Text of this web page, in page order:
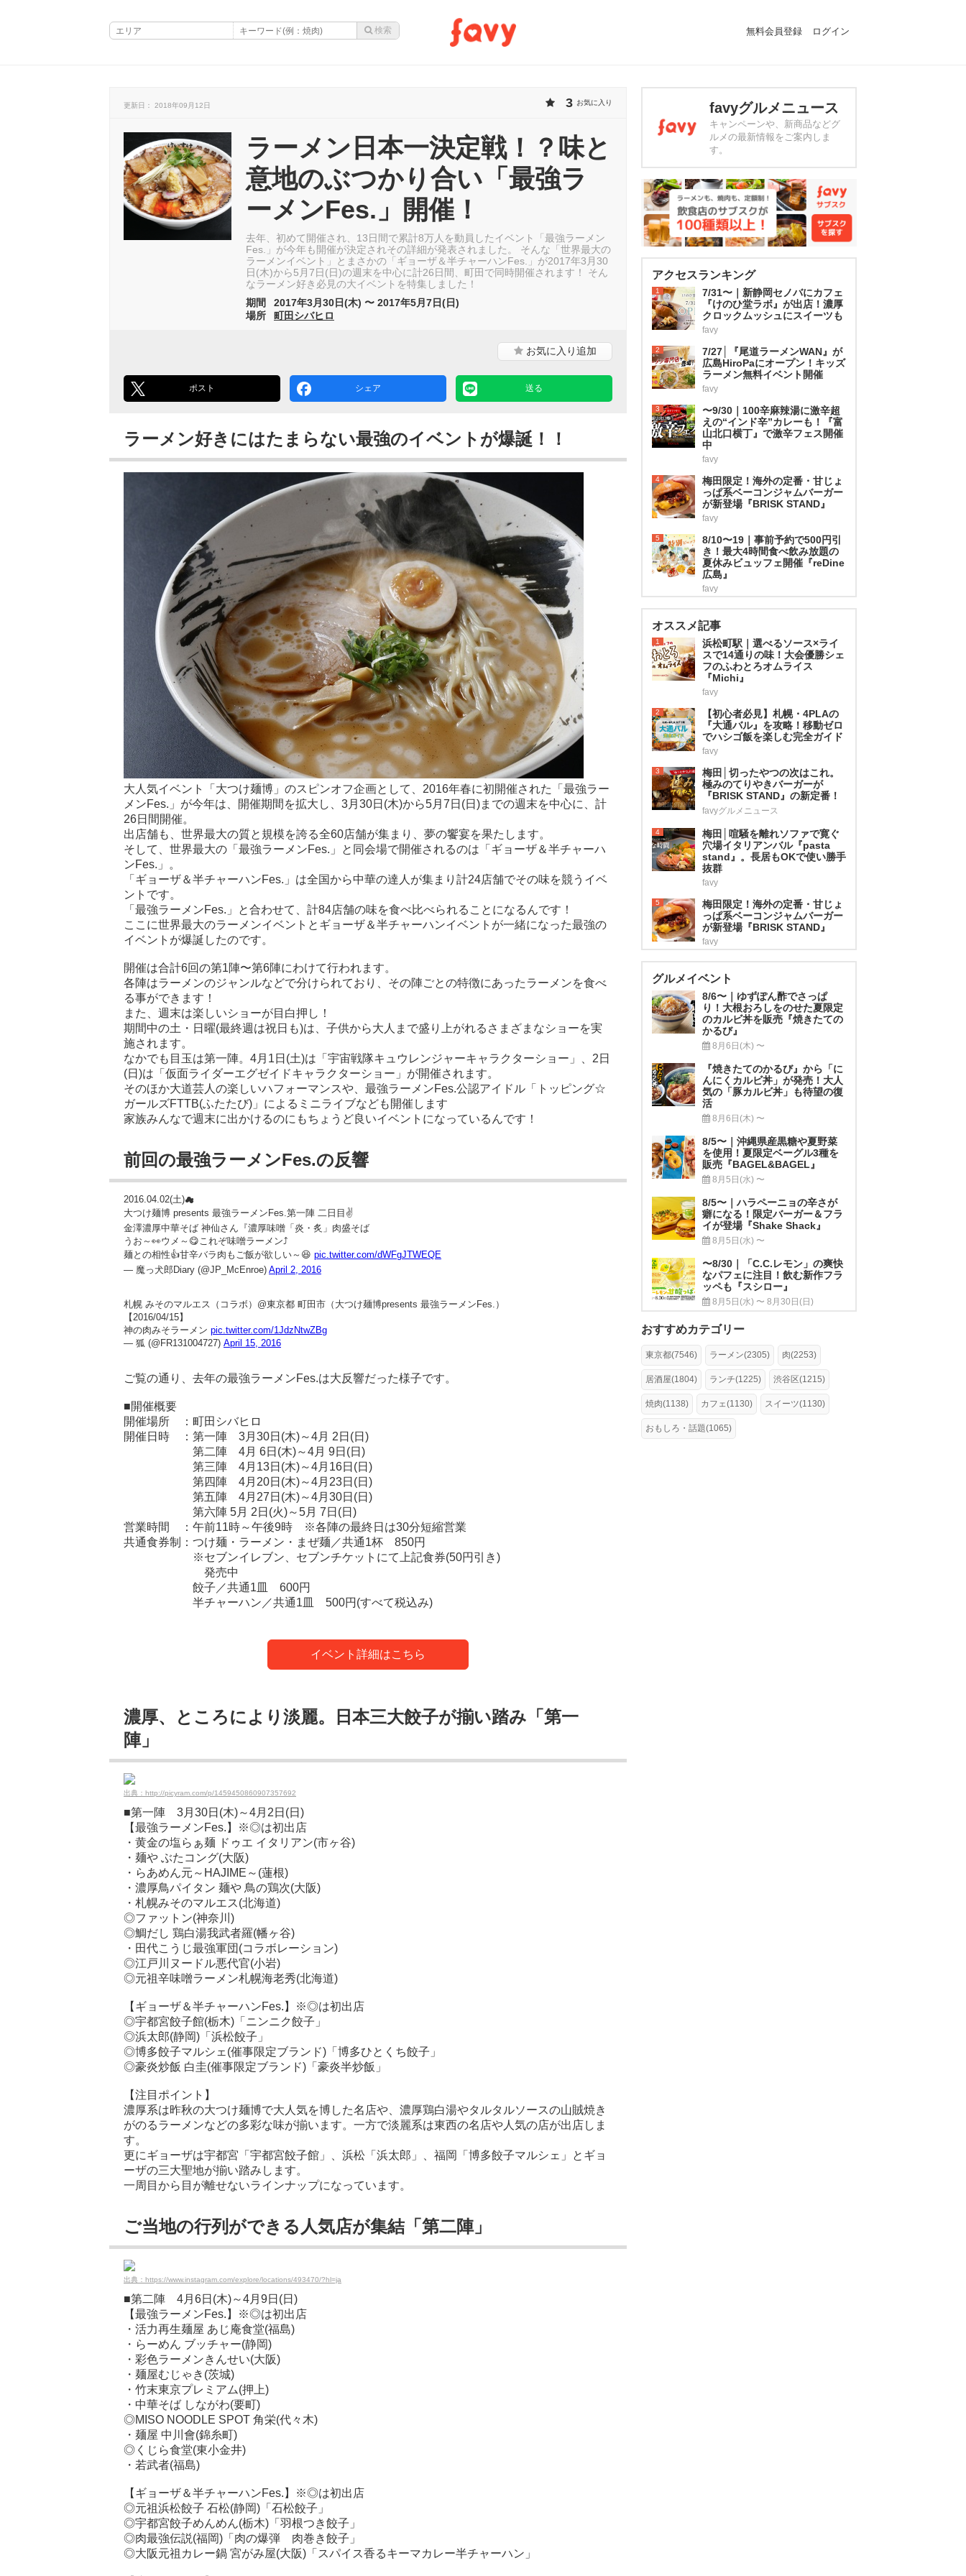
無料会員登録 ログイン
更新日： 2018年09月12日 3 お気に入り
ラーメン日本一決定戦！？味と
意地のぶつかり合い「最強ラ
ーメンFes.」開催！
去年、初めて開催され、13日間で累計8万人を動員したイベント「最強ラーメン
Fes.」が今年も開催が決定されその詳細が発表されました。 そんな「世界最大の
ラーメンイベント」とまさかの「ギョーザ＆半チャーハンFes.」が2017年3月30
日(木)から5月7日(日)の週末を中心に計26日間、町田で同時開催されます！ そん
なラーメン好き必見の大イベントを特集しました！
期間
2017年3月30日(木) 〜 2017年5月7日(日)
場所
町田シバヒロ
お気に入り追加
ポスト シェア 送る
ラーメン好きにはたまらない最強のイベントが爆誕！！
大人気イベント「大つけ麺博」のスピンオフ企画として、2016年春に初開催された「最強ラー
メンFes.」が今年は、開催期間を拡大し、3月30日(木)から5月7日(日)までの週末を中心に、計
26日間開催。
出店舗も、世界最大の質と規模を誇る全60店舗が集まり、夢の饗宴を果たします。
そして、世界最大の「最強ラーメンFes.」と同会場で開催されるのは「ギョーザ＆半チャーハ
ンFes.」。
「ギョーザ＆半チャーハンFes.」は全国から中華の達人が集まり計24店舗でその味を競うイベ
ントです。
「最強ラーメンFes.」と合わせて、計84店舗の味を食べ比べられることになるんです！
ここに世界最大のラーメンイベントとギョーザ＆半チャーハンイベントが一緒になった最強の
イベントが爆誕したのです。
開催は合計6回の第1陣〜第6陣にわけて行われます。
各陣はラーメンのジャンルなどで分けられており、その陣ごとの特徴にあったラーメンを食べ
る事ができます！
また、週末は楽しいショーが目白押し！
期間中の土・日曜(最終週は祝日も)は、子供から大人まで盛り上がれるさまざまなショーを実
施されます。
なかでも目玉は第一陣。4月1日(土)は「宇宙戦隊キュウレンジャーキャラクターショー」、2日
(日)は「仮面ライダーエグゼイドキャラクターショー」が開催されます。
そのほか大道芸人の楽しいハフォーマンスや、最強ラーメンFes.公認アイドル「トッピング☆
ガールズFTTB(ふたたび)」によるミニライブなども開催します
家族みんなで週末に出かけるのにもちょうど良いイベントになっているんです！
前回の最強ラーメンFes.の反響
2016.04.02(土)☁
大つけ麺博 presents 最強ラーメンFes.第一陣 二日目✌
金澤濃厚中華そば 神仙さん『濃厚味噌「炎・炙」肉盛そば
うお～👀ウメ～😋これぞ味噌ラーメン⤴
麺との相性👍甘辛バラ肉もご飯が欲しい～😆 pic.twitter.com/dWFgJTWEQE
— 魔っ犬郎Diary (@JP_McEnroe) April 2, 2016
札幌 みそのマルエス（コラボ）@東京都 町田市（大つけ麺博presents 最強ラーメンFes.）
【2016/04/15】
神の肉みそラーメン pic.twitter.com/1JdzNtwZBg
— 狐 (@FR131004727) April 15, 2016
ご覧の通り、去年の最強ラーメンFes.は大反響だった様子です。
■開催概要
開催場所 ：町田シバヒロ
開催日時 ：第一陣 3月30日(木)～4月 2日(日)
第二陣 4月 6日(木)～4月 9日(日)
第三陣 4月13日(木)～4月16日(日)
第四陣 4月20日(木)～4月23日(日)
第五陣 4月27日(木)～4月30日(日)
第六陣 5月 2日(火)～5月 7日(日)
営業時間 ：午前11時～午後9時 ※各陣の最終日は30分短縮営業
共通食券制：つけ麺・ラーメン・まぜ麺／共通1杯 850円
※セブンイレブン、セブンチケットにて上記食券(50円引き)
発売中
餃子／共通1皿 600円
半チャーハン／共通1皿 500円(すべて税込み)
イベント詳細はこちら
濃厚、ところにより淡麗。日本三大餃子が揃い踏み「第一
陣」
出典：http://picyram.com/p/1459450860907357692
■第一陣 3月30日(木)～4月2日(日)
【最強ラーメンFes.】※◎は初出店
・黄金の塩らぁ麺 ドゥエ イタリアン(市ヶ谷)
・麺や ぶたコング(大阪)
・らあめん元～HAJIME～(蓮根)
・濃厚鳥パイタン 麺や 鳥の鶏次(大阪)
・札幌みそのマルエス(北海道)
◎ファットン(神奈川)
◎鯛だし 鶏白湯我武者羅(幡ヶ谷)
・田代こうじ最強軍団(コラボレーション)
◎江戸川ヌードル悪代官(小岩)
◎元祖辛味噌ラーメン札幌海老秀(北海道)
【ギョーザ＆半チャーハンFes.】※◎は初出店
◎宇都宮餃子館(栃木)「ニンニク餃子」
◎浜太郎(静岡)「浜松餃子」
◎博多餃子マルシェ(催事限定ブランド)「博多ひとくち餃子」
◎豪炎炒飯 白圭(催事限定ブランド)「豪炎半炒飯」
【注目ポイント】
濃厚系は昨秋の大つけ麺博で大人気を博した名店や、濃厚鶏白湯やタルタルソースの山賊焼き
がのるラーメンなどの多彩な味が揃います。一方で淡麗系は東西の名店や人気の店が出店しま
す。
更にギョーザは宇都宮「宇都宮餃子館」、浜松「浜太郎」、福岡「博多餃子マルシェ」とギョ
ーザの三大聖地が揃い踏みします。
一周目から目が離せないラインナップになっています。
ご当地の行列ができる人気店が集結「第二陣」
出典：https://www.instagram.com/explore/locations/493470/?hl=ja
■第二陣 4月6日(木)～4月9日(日)
【最強ラーメンFes.】※◎は初出店
・活力再生麺屋 あじ庵食堂(福島)
・らーめん ブッチャー(静岡)
・彩色ラーメンきんせい(大阪)
・麺屋むじゃき(茨城)
・竹末東京プレミアム(押上)
・中華そば しながわ(要町)
◎MISO NOODLE SPOT 角栄(代々木)
・麺屋 中川會(錦糸町)
◎くじら食堂(東小金井)
・若武者(福島)
【ギョーザ＆半チャーハンFes.】※◎は初出店
◎元祖浜松餃子 石松(静岡)「石松餃子」
◎宇都宮餃子めんめん(栃木)「羽根つき餃子」
◎肉最強伝説(福岡)「肉の爆弾 肉巻き餃子」
◎大阪元祖カレー鍋 宮がみ屋(大阪)「スパイス香るキーマカレー半チャーハン」
favyグルメニュース
キャンペーンや、新商品などグ
ルメの最新情報をご案内しま
す。
アクセスランキング
1
7/31〜｜新静岡セノバにカフェ
『けのひ堂ラボ』が出店！濃厚
クロックムッシュにスイーツも
favy
2
7/27│『尾道ラーメンWAN』が
広島HiroPaにオープン！キッズ
ラーメン無料イベント開催
favy
3
〜9/30｜100辛麻辣湯に激辛超
えの“インド辛”カレーも！『富
山北口横丁』で激辛フェス開催
中
favy
4
梅田限定！海外の定番・甘じょ
っぱ系ベーコンジャムバーガー
が新登場『BRISK STAND』
favy
5
8/10〜19｜事前予約で500円引
き！最大4時間食べ飲み放題の
夏休みビュッフェ開催『reDine
広島』
favy
オススメ記事
1
浜松町駅｜選べるソース×ライ
スで14通りの味！大会優勝シェ
フのふわとろオムライス
『Michi』
favy
2
【初心者必見】札幌・4PLAの
『大通バル』を攻略！移動ゼロ
でハシゴ飯を楽しむ完全ガイド
favy
3
梅田│切ったやつの次はこれ。
極みのてりやきバーガーが
『BRISK STAND』の新定番！
favyグルメニュース
4
梅田│喧騒を離れソファで寛ぐ
穴場イタリアンバル『pasta
stand』。長居もOKで使い勝手
抜群
favy
5
梅田限定！海外の定番・甘じょ
っぱ系ベーコンジャムバーガー
が新登場『BRISK STAND』
favy
グルメイベント
8/6〜｜ゆずぽん酢でさっぱ
り！大根おろしをのせた夏限定
のカルビ丼を販売『焼きたての
かるび』
8月6日(木) 〜
『焼きたてのかるび』から「に
んにくカルビ丼」が発売！大人
気の「豚カルビ丼」も待望の復
活
8月6日(木) 〜
8/5〜｜沖縄県産黒糖や夏野菜
を使用！夏限定ベーグル3種を
販売『BAGEL&BAGEL』
8月5日(水) 〜
8/5〜｜ハラペーニョの辛さが
癖になる！限定バーガー＆フラ
イが登場『Shake Shack』
8月5日(水) 〜
〜8/30｜「C.C.レモン」の爽快
なパフェに注目！飲む新作フラ
ッペも『スシロー』
8月5日(水) 〜 8月30日(日)
おすすめカテゴリー
東京都(7546) ラーメン(2305) 肉(2253)
居酒屋(1804) ランチ(1225) 渋谷区(1215)
焼肉(1138) カフェ(1130) スイーツ(1130)
おもしろ・話題(1065)